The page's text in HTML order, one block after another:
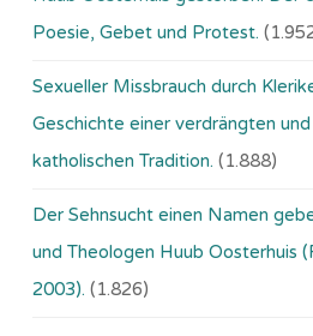
Poesie, Gebet und Protest.
Sexueller Missbrauch durch
Geschichte einer verdrängten
katholischen Tradition. (1.888)
Der Sehnsucht einen Namen
und Theologen Huub Oosterhuis
2003). (1.826)